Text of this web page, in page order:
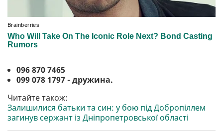
096 870 7465
099 078 1797 - дружина.
Читайте також:
Залишилися батьки та син: у бою під Добропіллем
загинув сержант із Дніпропетровської області